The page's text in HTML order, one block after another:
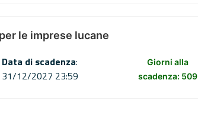
le imprese lucane
Data di scadenza:
31/12/2027 23:59
Giorni alla
scadenza: 509